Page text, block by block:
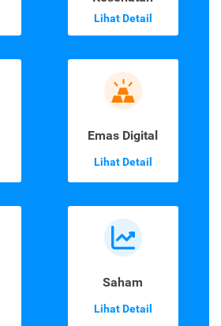
Lihat Detail
Emas Digital
Lihat Detail
Saham
Lihat Detail